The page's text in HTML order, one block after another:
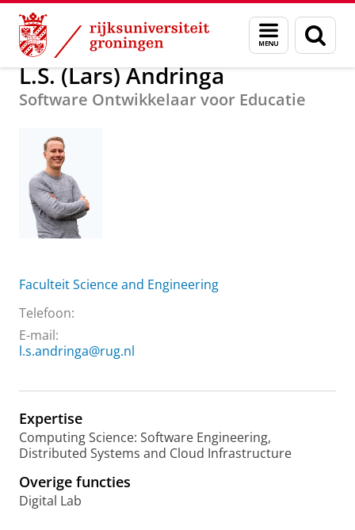
Skip
Content
Skip
Navigation
Menu
en
zoeken
Over ons L.S. (Lars) Andringa
L.S. (Lars) Andringa
Software Ontwikkelaar voor Educatie
Faculteit Science and Engineering
Telefoon:
E-mail:
l.s.andringa@rug.nl
Expertise
Computing Science: Software Engineering,
Distributed Systems and Cloud Infrastructure
Overige functies
Digital Lab